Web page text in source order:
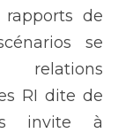
de
se
RI dite de
invite à